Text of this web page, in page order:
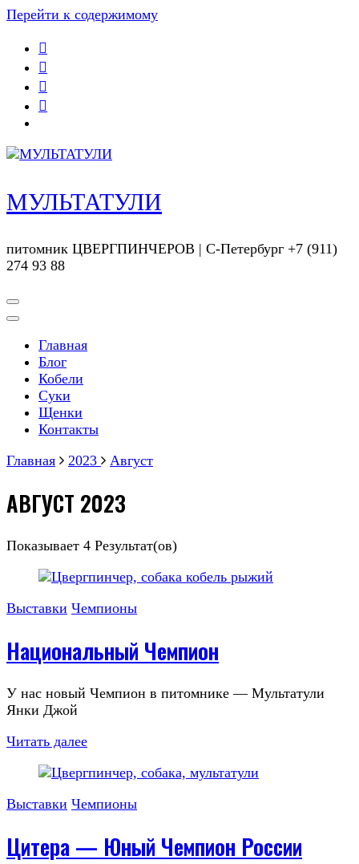
Перейти к содержимому
МУЛЬТАТУЛИ
питомник ЦВЕРГПИНЧЕРОВ | С-Петербург +7 (911)
274 93 88
Главная
Блог
Кобели
Суки
Щенки
Контакты
Главная
2023 Август
АВГУСТ 2023
Показывает 4 Результат(ов)
Выставки Чемпионы
Национальный Чемпион
У нас новый Чемпион в питомнике — Мультатули
Янки Джой
Читать далее
Выставки Чемпионы
Цитера — Юный Чемпион России